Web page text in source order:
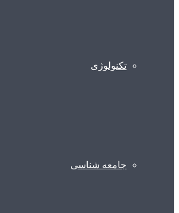
تکنولوژی
جامعه شناسی